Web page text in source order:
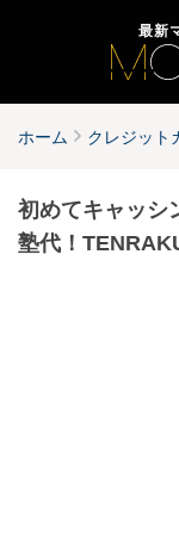
最新
ホーム クレジット
初めてキャッシ
塾代！